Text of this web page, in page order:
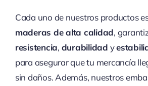
Cada uno de nuestros productos
maderas de alta calidad,
resistencia, durabilidad y
para asegurar que tu mercancía
sin daños. Además, nuestros